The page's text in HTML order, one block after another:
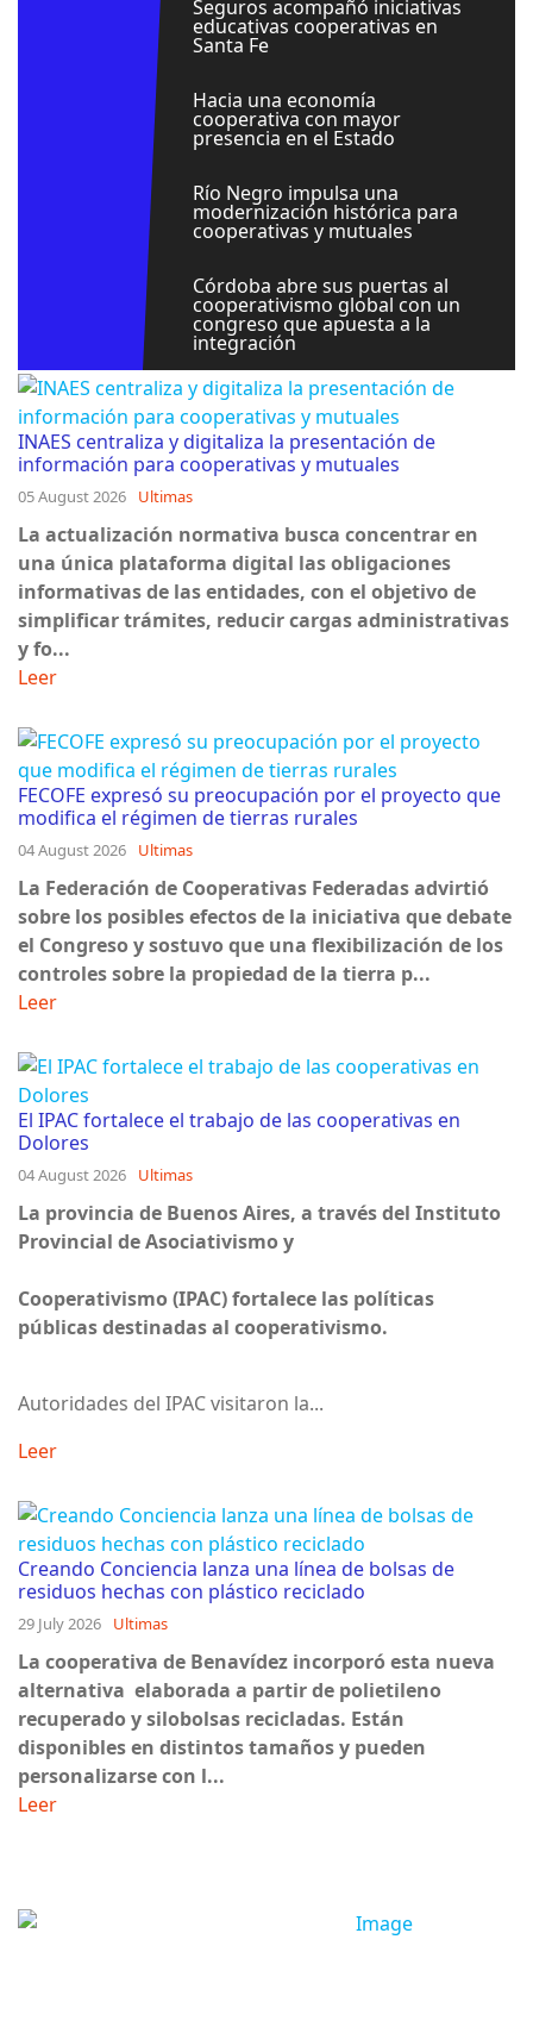
Seguros acompañó iniciativas
educativas cooperativas en
Santa Fe
Hacia una economía
cooperativa con mayor
presencia en el Estado
Río Negro impulsa una
modernización histórica para
cooperativas y mutuales
Córdoba abre sus puertas al
cooperativismo global con un
congreso que apuesta a la
integración
INAES centraliza y digitaliza la presentación de
información para cooperativas y mutuales
05 August 2026 Ultimas
La actualización normativa busca concentrar en
una única plataforma digital las obligaciones
informativas de las entidades, con el objetivo de
simplificar trámites, reducir cargas administrativas
y fo...
Leer
FECOFE expresó su preocupación por el proyecto que
modifica el régimen de tierras rurales
04 August 2026 Ultimas
La Federación de Cooperativas Federadas advirtió
sobre los posibles efectos de la iniciativa que debate
el Congreso y sostuvo que una flexibilización de los
controles sobre la propiedad de la tierra p...
Leer
El IPAC fortalece el trabajo de las cooperativas en
Dolores
04 August 2026 Ultimas
La provincia de Buenos Aires, a través del Instituto
Provincial de Asociativismo y
Cooperativismo (IPAC) fortalece las políticas
públicas destinadas al cooperativismo.
Autoridades del IPAC visitaron la...
Leer
Creando Conciencia lanza una línea de bolsas de
residuos hechas con plástico reciclado
29 July 2026 Ultimas
La cooperativa de Benavídez incorporó esta nueva
alternativa elaborada a partir de polietileno
recuperado y silobolsas recicladas. Están
disponibles en distintos tamaños y pueden
personalizarse con l...
Leer